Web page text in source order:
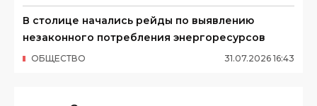
В столице начались рейды по выявлению
незаконного потребления энергоресурсов
31.07.2026 16:43
ОБЩЕСТВО